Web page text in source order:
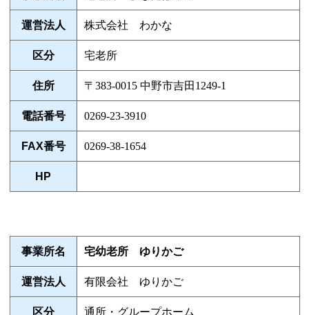
運営法人 株式会社 わかな
区分 宅老所
住所 〒383-0015 中野市吉田1249-1
電話番号 0269-23-3910
FAX番号 0269-38-1654
HP
事業所名 宅幼老所 ゆりかご
運営法人 有限会社 ゆりかご
区分 通所・グループホーム